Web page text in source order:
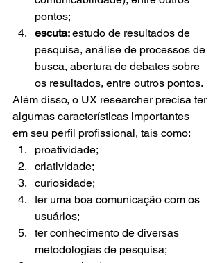
pontos;
escuta: estudo de resultados de
pesquisa, análise de processos de
busca, abertura de debates sobre
os resultados, entre outros pontos.
Além disso, o UX researcher precisa ter
algumas características importantes
em seu perfil profissional, tais como:
proatividade;
criatividade;
curiosidade;
ter uma boa comunicação com os
usuários;
ter conhecimento de diversas
metodologias de pesquisa;